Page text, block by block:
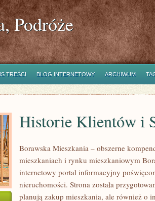
Podróże
TREŚCI BLOG INTERNETOWY ARCHIWUM
Historie Klientów i
Borawska Mieszkania – obszerne
mieszkaniach i rynku mieszkaniowym
internetowy portal informacyjny
nieruchomości. Strona została
planują zakup mieszkania, ale również o